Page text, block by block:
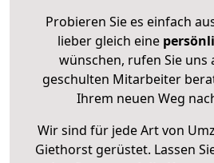
Probieren Sie es einfach
lieber gleich eine
wünschen, rufen Sie uns
geschulten Mitarbeiter
Ihrem neuen Weg
Wir sind für jede Art von
Giethorst gerüstet. Lassen